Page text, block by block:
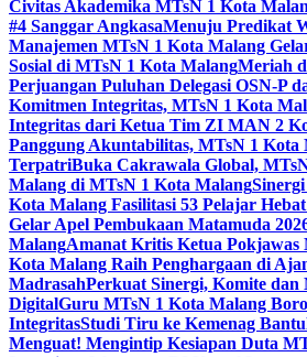
Civitas Akademika MTsN 1 Kota
#4 Sanggar AngkasaMenuju Predikat
Manajemen MTsN 1 Kota Malang
Sosial di MTsN 1 Kota MalangMeriah
Perjuangan Puluhan Delegasi OSN-P
Komitmen Integritas, MTsN 1 Kota
Integritas dari Ketua Tim ZI MAN 2
Panggung Akuntabilitas, MTsN 1
TerpatriBuka Cakrawala Global,
Malang di MTsN 1 Kota Malang
Kota Malang Fasilitasi 53 Pelajar
Gelar Apel Pembukaan Matamuda
MalangAmanat Kritis Ketua Pokjawas
Kota Malang Raih Penghargaan di
MadrasahPerkuat Sinergi, Komite
DigitalGuru MTsN 1 Kota Malang
IntegritasStudi Tiru ke Kemenag
Menguat! Mengintip Kesiapan Duta